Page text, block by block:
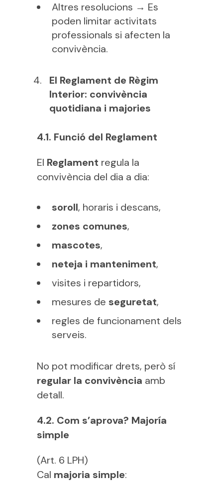
Altres resolucions → Es
poden limitar activitats
professionals si afecten la
convivència.
El Reglament de Règim
Interior: convivència
quotidiana i majories
4.1. Funció del Reglament
El Reglament regula la
convivència del dia a dia:
soroll, horaris i descans,
zones comunes,
mascotes,
neteja i manteniment,
visites i repartidors,
mesures de seguretat,
regles de funcionament dels
serveis.
No pot modificar drets, però sí
regular la convivència amb
detall.
4.2. Com s’aprova? Majoría
simple
(Art. 6 LPH)
Cal majoria simple: